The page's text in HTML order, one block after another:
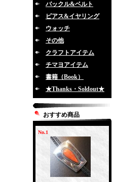
バックル&ベルト
ピアス&イヤリング
ウォッチ
その他
クラフトアイテム
チマヨアイテム
書籍（Book）
★Thanks・Soldout★
おすすめ商品
No.1